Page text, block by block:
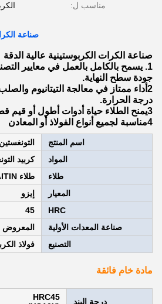
مناسب ل:
صناعة
صناعة الكرات الكربوستينية عالية الدقة
1. يسمح بالكامل بالعمل في معايير
جودة سطح النهاية.
2أداء ممتاز في معالجة التيتانيوم
درجة الحرارة.
3يمنح الطلاء حياة أدوات أطول أو قيم قطع أكبر.
4مناسبة لجميع أنواع الفولاذ أو المعادن
اسم المنتج
التونغستين
المواد
كربيد
طلاء
طلاء AITIN
المعيار
إيزو
HRC
45
صناعة المعدات الأولية
المعروض
التصنيع
فولاذ
مادة خام فائقة
درجة البند
HRC45